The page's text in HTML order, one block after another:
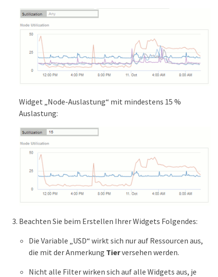
Widget „Node-Auslastung“ mit mindestens 15 %
Auslastung:
Beachten Sie beim Erstellen Ihrer Widgets Folgendes:
Die Variable „USD“ wirkt sich nur auf Ressourcen aus,
die mit der Anmerkung Tierversehen werden.
Nicht alle Filter wirken sich auf alle Widgets aus, je